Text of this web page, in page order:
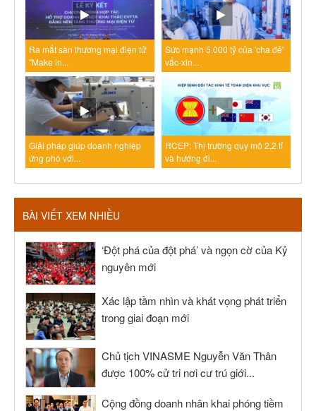
Ra mắt sàn thương mại điện tử
"Make in...
Sức mạnh 5.000 tỷ của 'cha đẻ'
vắc-xin...
Giải pháp giúp doanh nghiệp
ứng phó với...
RCEP: Thị trường quy mô 2,2 tỉ
và hướng đi...
BÀI VIẾT XEM NHIỀU
‘Đột phá của đột phá’ và ngọn cờ của Kỷ
nguyên mới
Xác lập tầm nhìn và khát vọng phát triển
trong giai đoạn mới
Chủ tịch VINASME Nguyễn Văn Thân
được 100% cử tri nơi cư trú giới...
Cộng đồng doanh nhân khai phóng tiềm